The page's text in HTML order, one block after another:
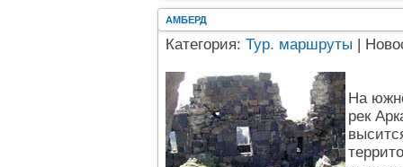
АМБЕРД
Категория: Тур. маршруты |
На
рек